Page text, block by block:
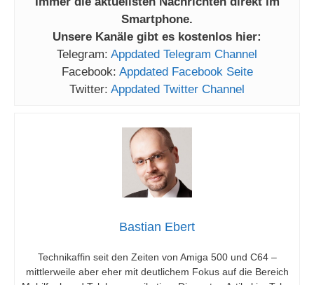
Smartphone.
Unsere Kanäle gibt es kostenlos hier:
Telegram: Appdated Telegram Channel
Facebook: Appdated Facebook Seite
Twitter: Appdated Twitter Channel
Bastian Ebert
Technikaffin seit den Zeiten von Amiga 500 und C64 –
mittlerweile aber eher mit deutlichem Fokus auf die Bereich